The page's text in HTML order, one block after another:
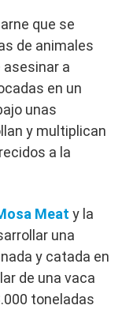
que se
de animales
asesinar a
en un
unas
y multiplican
a la
Meat y la
una
y catada en
de una vaca
toneladas